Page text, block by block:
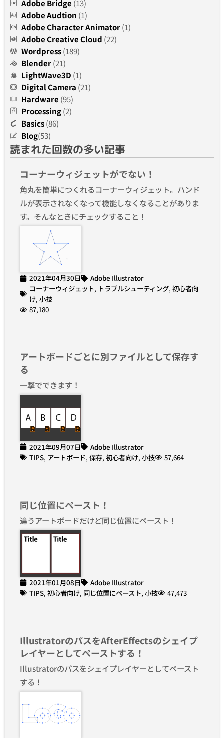
Adobe Bridge (13)
Adobe Audtion (1)
Adobe Character Animator(1)
Adobe Creative Cloud (22)
Wordpress(189)
Blender(21)
LightWave3D (1)
Digital Camera (21)
Hardware (95)
Processing(2)
Basics(86)
Blog(53)
読まれた回数の多い記事
コーナーウィジェットがでない！
角丸を簡単につくれるコーナーウィジェット。ハンド
ルが表示されなくなって機能しなくなることがありま
す。そんなときにチェックすること！
2021年04月30日
Adobe Illustrator
コーナーウィジェット, トラブルシューティング, 初心者向
け, 小技
87,180
アートボードごとに別ファイルとして保存す
る
一撃でできます！
2021年09月07日
Adobe Illustrator
TIPS, アートボード, 保存, 初心者向け, 小技 57,664
同じ位置にペースト！
違うアートボードだけど同じ位置にペースト！
2021年01月08日
Adobe Illustrator
TIPS, 初心者向け, 同じ位置にペースト, 小技 47,473
IllustratorのパスをAfterEffectsのシェイプ
レイヤーとしてペーストする！
Illustratorのパスをシェイプレイヤーとしてペースト
する！